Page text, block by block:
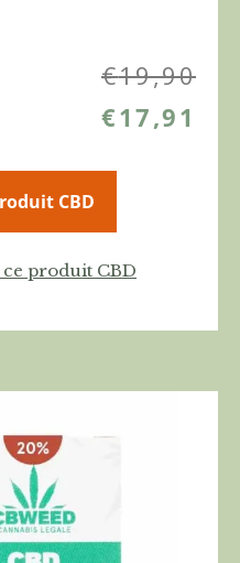
€19,90
€17,91
CBD
produit CBD